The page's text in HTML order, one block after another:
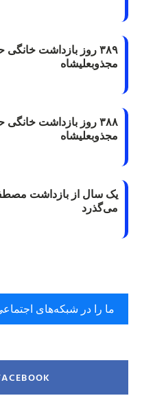
۳۸۹ روز بازداشت
مجذوبعلیشاه
۳۸۸ روز بازداشت
مجذوبعلیشاه
یک سال از بازداشت
می‌گذرد
ما را در شبکه‌های